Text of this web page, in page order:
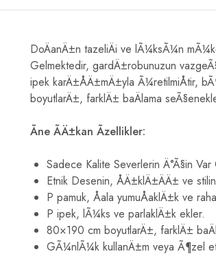
DoÄanÄ±n tazeliÄi ve lÃ¼ksÃ¼n
Gelmektedir, gardÄ±robunuzun
ipek karÄ±ÅÄ±mÄ±yla Ã¼retilmiÅtir,
boyutlarÄ±, farklÄ± baÄlama
Ãne ÃÄ±kan Ãzellikler:
Sadece Kalite Severlerin Ä°Ã§in Var
Etnik Desenin, ÅÄ±klÄ±ÄÄ± ve
P pamuk, Åala yumuÅaklÄ±k ve
P ipek, lÃ¼ks ve parlaklÄ±k ekler.
80×190 cm boyutlarÄ±, farklÄ±
GÃ¼nlÃ¼k kullanÄ±m veya Ã¶zel